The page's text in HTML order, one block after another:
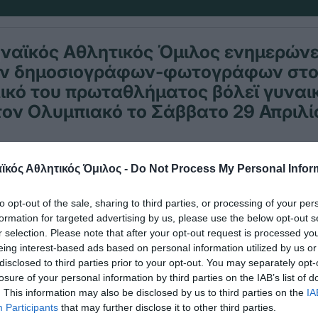
Αθλητικός Όμιλος - Do Not Process My Personal
opt-out of the sale, sharing to third parties, or processing of your
for targeted advertising by us, please use the below opt-out
selection. Please note that after your opt-out request is processed
interest-based ads based on personal information utilized by us
to third parties prior to your opt-out. You may separately
of your personal information by third parties on the IAB’s list of
This information may also be disclosed by us to third parties on the
Participants that may further disclose it to other third parties.
Αθλητικός Όμιλος
δημοσιογράφων-φωτογράφων
του πρωταθλήματος βόλεϊ
Ολυμπιακό το Σάββατο 29
προγραμματισμένος για τις 21:30 στο κλειστό
e-maila.sklavounakis@pao1908.comμέχρι την
12 το μεσημέρι.